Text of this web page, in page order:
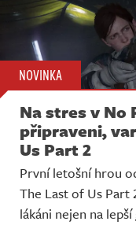
NOVINKA
Na stres v No
připraveni,
Us Part 2
První letošní hrou
The Last of Us Part
lákáni nejen na